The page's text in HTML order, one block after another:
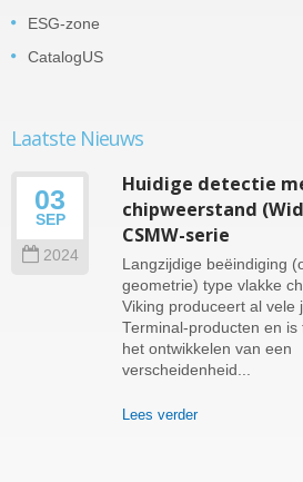
ESG-zone
CatalogUS
Laatste Nieuws
03
SEP
2024
Huidige detectie
chipweerstand
CSMW-serie
Langzijdige beëindiging
geometrie) type vlakke
Viking produceert al vele
Terminal-producten en is
het ontwikkelen van een
verscheidenheid...
Lees verder